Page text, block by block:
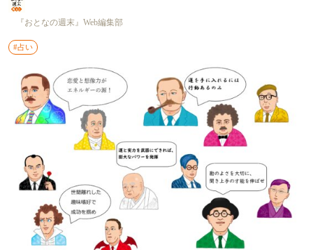
『おとなの週末』Web編集部
#占い